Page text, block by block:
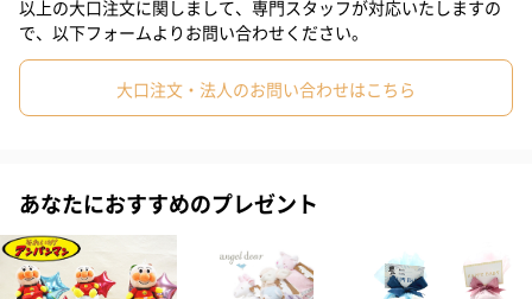
贈り物に最適
当店おまかせで素敵にラッピングを施してお届けします。
以上の大口注文に関しまして、専門スタッフが対応いたしますの
で、以下フォームよりお問い合わせください。
大口注文・法人のお問い合わせはこちら
あなたにおすすめのプレゼント